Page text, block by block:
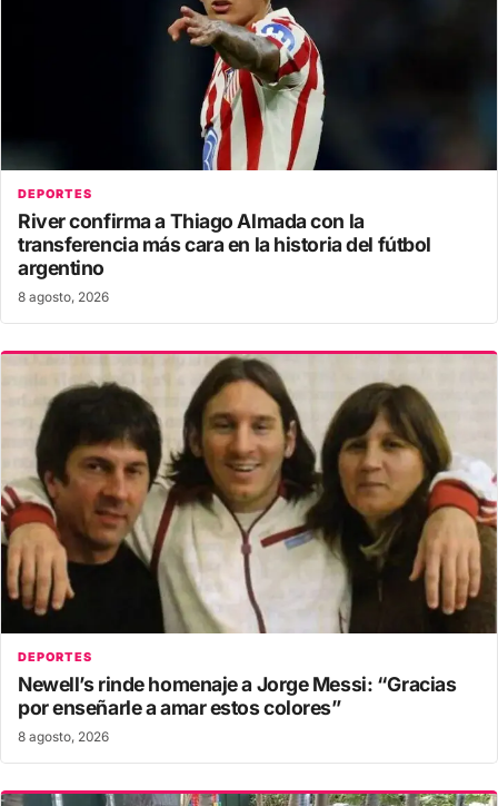
DEPORTES
River confirma a Thiago Almada con la
transferencia más cara en la historia del fútbol
argentino
8 agosto, 2026
DEPORTES
Newell’s rinde homenaje a Jorge Messi: “Gracias
por enseñarle a amar estos colores”
8 agosto, 2026